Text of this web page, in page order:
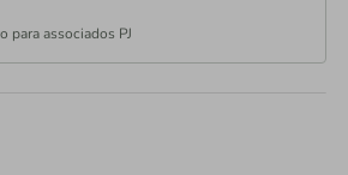
para associados PJ